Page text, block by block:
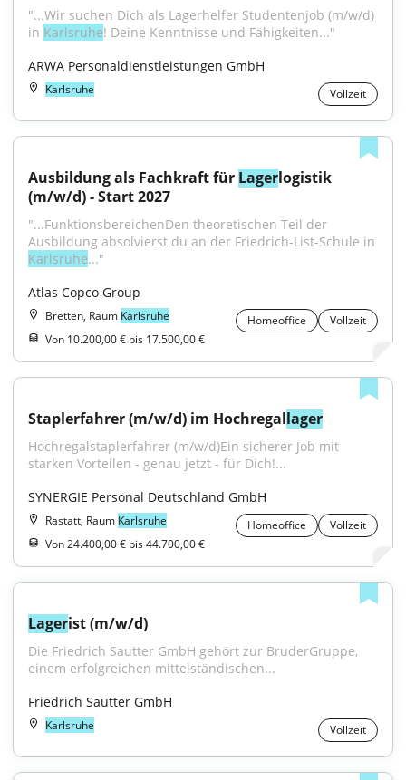
"...Wir suchen Dich als Lagerhelfer Studentenjob (m/w/d)
in Karlsruhe! Deine Kenntnisse und Fähigkeiten..."
ARWA Personaldienstleistungen GmbH
Karlsruhe Vollzeit
Ausbildung als Fachkraft für Lagerlogistik
(m/w/d) - Start 2027
"...FunktionsbereichenDen theoretischen Teil der
Karlsruhe..."
Atlas Copco Group
Bretten, Raum Karlsruhe Homeoffice
Vollzeit
Von 10.200,00 € bis 17.500,00 €
Staplerfahrer (m/w/d) im Hochregallager
Hochregalstaplerfahrer (m/w/d)Ein sicherer Job mit
starken Vorteilen - genau jetzt - für Dich!...
SYNERGIE Personal Deutschland GmbH
Rastatt, Raum Karlsruhe Homeoffice
Vollzeit
Von 24.400,00 € bis 44.700,00 €
Lagerist (m/w/d)
Die Friedrich Sautter GmbH gehört zur BruderGruppe,
einem erfolgreichen mittelständischen...
Friedrich Sautter GmbH
Karlsruhe Vollzeit